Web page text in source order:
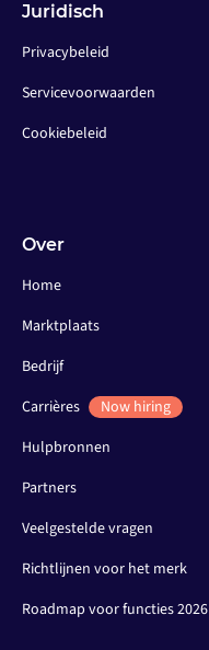
Juridisch
Privacybeleid
Servicevoorwaarden
Cookiebeleid
Over
Home
Marktplaats
Bedrijf
Carrières
Now hiring
Hulpbronnen
Partners
Veelgestelde vragen
Richtlijnen voor het merk
Roadmap voor functies 2026